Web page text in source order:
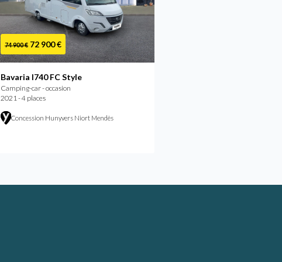
74 900 € 72 900 €
Bavaria I740 FC Style
Camping-car - occasion
2021 - 4 places
Concession Hunyvers Niort Mendès